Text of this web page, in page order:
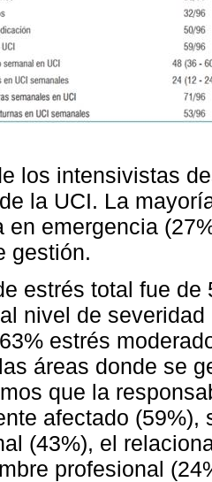
los intensivistas
la UCI. La
en emergencia
gestión.
estrés total fue
nivel de
estrés
áreas donde se
que la
afectado
(43%), el
profesional